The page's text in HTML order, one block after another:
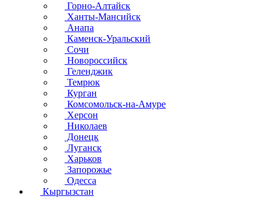
Горно-Алтайск
Ханты-Мансийск
Анапа
Каменск-Уральский
Сочи
Новороссийск
Геленджик
Темрюк
Курган
Комсомольск-на-Амуре
Херсон
Николаев
Донецк
Луганск
Харьков
Запорожье
Одесса
Кыргызстан